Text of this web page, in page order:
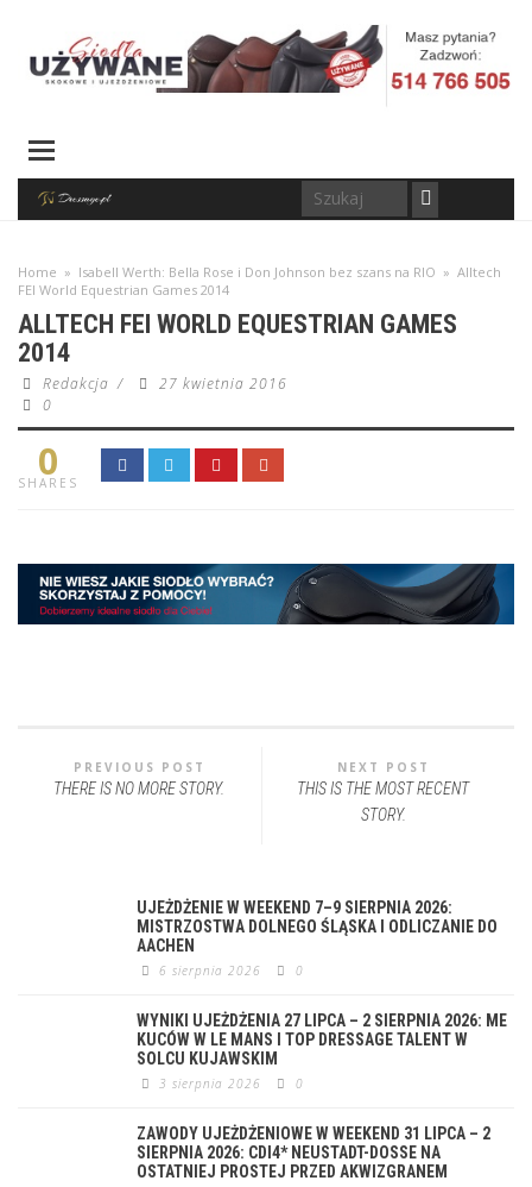
Home » Isabell Werth: Bella Rose i Don Johnson bez szans na RIO » Alltech
FEI World Equestrian Games 2014
ALLTECH FEI WORLD EQUESTRIAN GAMES
2014
Redakcja /
27 kwietnia 2016
0
0
SHARES
PREVIOUS POST
THERE IS NO MORE STORY.
NEXT POST
THIS IS THE MOST RECENT
STORY.
UJEŻDŻENIE W WEEKEND 7–9 SIERPNIA 2026:
MISTRZOSTWA DOLNEGO ŚLĄSKA I ODLICZANIE DO
AACHEN
6 sierpnia 2026 0
WYNIKI UJEŻDŻENIA 27 LIPCA – 2 SIERPNIA 2026: ME
KUCÓW W LE MANS I TOP DRESSAGE TALENT W
SOLCU KUJAWSKIM
3 sierpnia 2026 0
ZAWODY UJEŻDŻENIOWE W WEEKEND 31 LIPCA – 2
SIERPNIA 2026: CDI4* NEUSTADT-DOSSE NA
OSTATNIEJ PROSTEJ PRZED AKWIZGRANEM